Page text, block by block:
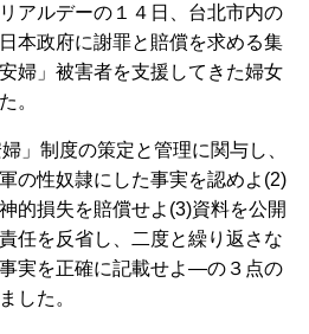
アルデーの１４日、台北市内の
本政府に謝罪と賠償を求める集
婦」被害者を支援してきた婦女
。
」制度の策定と管理に関与し、
の性奴隷にした事実を認めよ(2)
的損失を賠償せよ(3)資料を公開
任を反省し、二度と繰り返さな
実を正確に記載せよ―の３点の
した。